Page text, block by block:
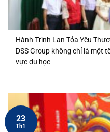
Hành Trình Lan Tỏa Yêu
DSS Group không chỉ là một
vực du học
23
Th1